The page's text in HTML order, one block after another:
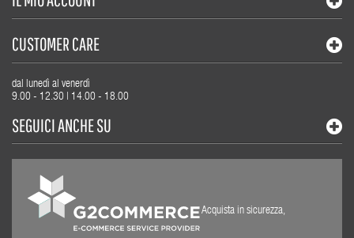
CUSTOMER CARE
dal lunedì al venerdì
9.00 - 12.30 | 14.00 - 18.00
SEGUICI ANCHE SU
Acquista in sicurezza,